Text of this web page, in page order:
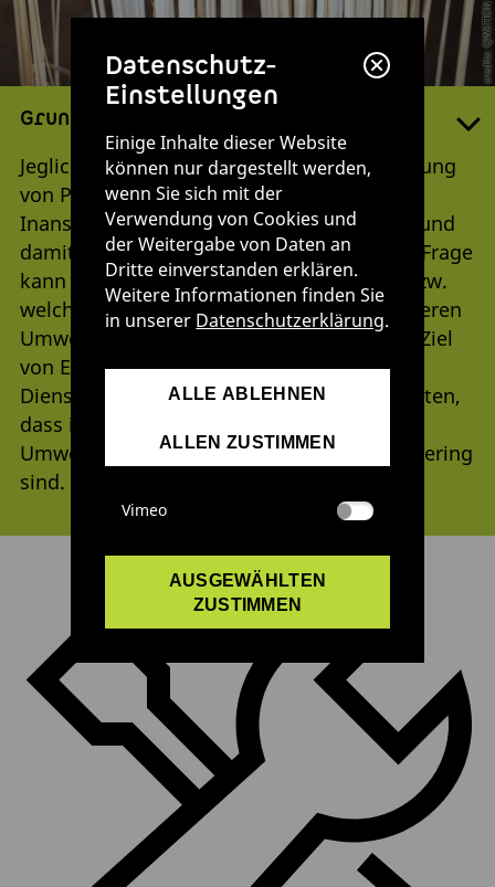
credits: QWSTION
Grundprinzipien
Jegliche Herstellung, Nutzung und Entsorgung
von Produkten geht unweigerlich mit einer
Inanspruchnahme natürlicher Ressourcen und
damit mit Umweltbelastungen einher. Die Frage
kann somit nur lauten: Welche Produkte bzw.
welche Produktgestaltung geht mit geringeren
Umweltbelastungen einher? Ein wichtiges Ziel
von Ecodesign ist es, Produkte,
Dienstleistungen und Systeme so zu gestalten,
dass ihre negativen Auswirkungen auf die
Umwelt in allen Lebensphasen möglichst gering
sind.
Datenschutz-
Einstellungen
Einige Inhalte dieser Website
können nur dargestellt werden,
wenn Sie sich mit der
Verwendung von Cookies und
der Weitergabe von Daten an
Dritte einverstanden erklären.
Weitere Informationen finden Sie
in unserer Datenschutzerklärung.
ALLE ABLEHNEN
ALLEN ZUSTIMMEN
Vimeo
AUSGEWÄHLTEN
ZUSTIMMEN